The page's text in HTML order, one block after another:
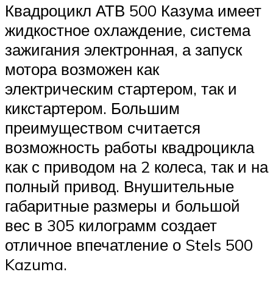
Квадроцикл АТВ 500 Казума имеет
жидкостное охлаждение, система
зажигания электронная, а запуск
мотора возможен как
электрическим стартером, так и
кикстартером. Большим
преимуществом считается
возможность работы квадроцикла
как с приводом на 2 колеса, так и на
полный привод. Внушительные
габаритные размеры и большой
вес в 305 килограмм создает
отличное впечатление о Stels 500
Kazuma.